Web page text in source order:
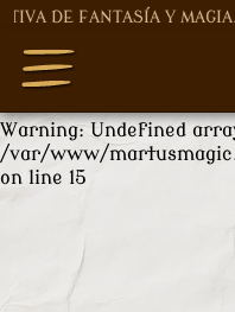
Y MAGIA. •
/var/www/
on line12
Warning: Undefined
/var/www/
on line 15